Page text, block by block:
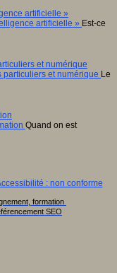
artificielle »
Est-ce
et numérique
Le
Quand on est
: non conforme
formation
SEO